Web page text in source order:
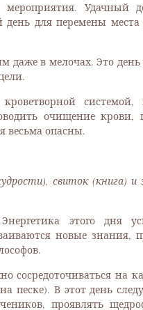
мероприятия. Удачный
день для перемены места
даже в мелочах. Это
системой,
очищение крови,
весьма опасны.
свиток (книга) и
этого дня
новые знания,
сосредоточиваться на
песке). В этот день
проявлять